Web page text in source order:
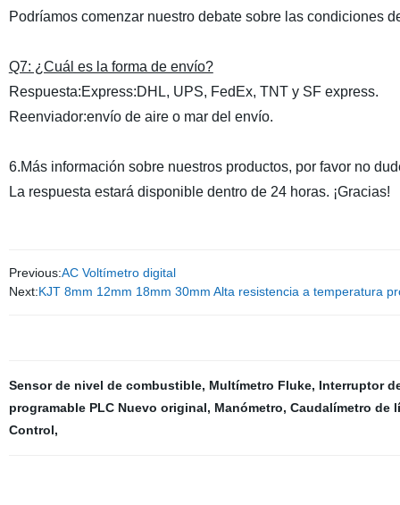
Podríamos comenzar nuestro debate sobre las condiciones
Q7: ¿Cuál es la forma de envío?
Respuesta:Express:DHL, UPS, FedEx, TNT y SF express.
Reenviador:envío de aire o mar del envío.
6.Más información sobre nuestros productos, por favor no
La respuesta estará disponible dentro de 24 horas. ¡Gracias!
Previous:AC Voltímetro digital
Next:KJT 8mm 12mm 18mm 30mm Alta resistencia a temperatura
Sensor de nivel de combustible, Multímetro Fluke, Interruptor
programable PLC Nuevo original, Manómetro, Caudalímetro de
Control,